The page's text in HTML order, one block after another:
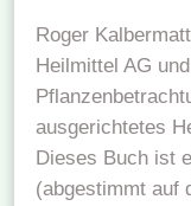
Roger
Heilmittel AG
ausgerichtetes
Dieses Buch ist
(abgestimmt auf